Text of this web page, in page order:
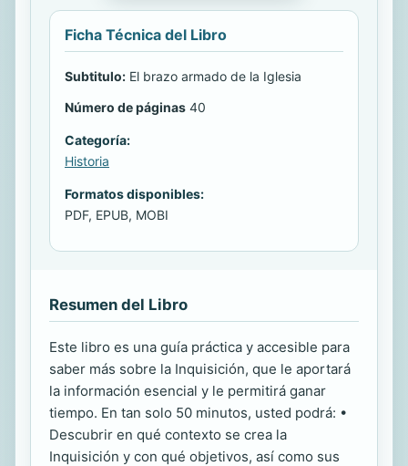
Ficha Técnica del Libro
Subtitulo: El brazo armado de la Iglesia
Número de páginas 40
Categoría:
Historia
Formatos disponibles:
PDF, EPUB, MOBI
Resumen del Libro
Este libro es una guía práctica y accesible para
saber más sobre la Inquisición, que le aportará
la información esencial y le permitirá ganar
tiempo. En tan solo 50 minutos, usted podrá: •
Descubrir en qué contexto se crea la
Inquisición y con qué objetivos, así como sus